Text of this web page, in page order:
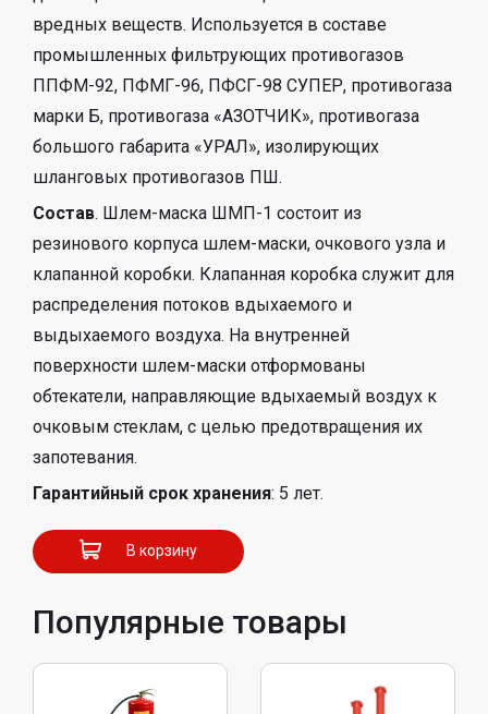
вредных веществ. Используется в составе
промышленных фильтрующих противогазов
ППФМ-92, ПФМГ-96, ПФСГ-98 СУПЕР, противогаза
марки Б, противогаза «АЗОТЧИК», противогаза
большого габарита «УРАЛ», изолирующих
шланговых противогазов ПШ.
Состав. Шлем-маска ШМП-1 состоит из
резинового корпуса шлем-маски, очкового узла и
клапанной коробки. Клапанная коробка служит для
распределения потоков вдыхаемого и
выдыхаемого воздуха. На внутренней
поверхности шлем-маски отформованы
обтекатели, направляющие вдыхаемый воздух к
очковым стеклам, с целью предотвращения их
запотевания.
Гарантийный срок хранения: 5 лет.
В корзину
Популярные товары